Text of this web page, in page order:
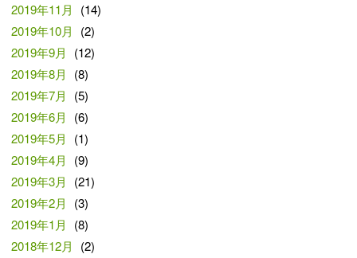
2019年11月
(14)
2019年10月
(2)
2019年9月
(12)
2019年8月
(8)
2019年7月
(5)
2019年6月
(6)
2019年5月
(1)
2019年4月
(9)
2019年3月
(21)
2019年2月
(3)
2019年1月
(8)
2018年12月
(2)